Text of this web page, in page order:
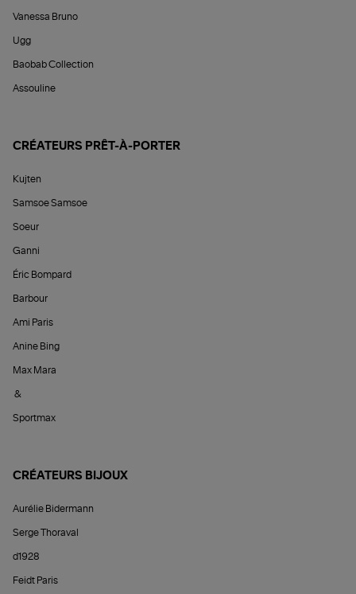
Vanessa Bruno
Ugg
Baobab Collection
Assouline
CRÉATEURS PRÊT-À-PORTER
Kujten
Samsoe Samsoe
Soeur
Ganni
Éric Bompard
Barbour
Ami Paris
Anine Bing
Max Mara
&
Sportmax
CRÉATEURS BIJOUX
Aurélie Bidermann
Serge Thoraval
d1928
Feidt Paris